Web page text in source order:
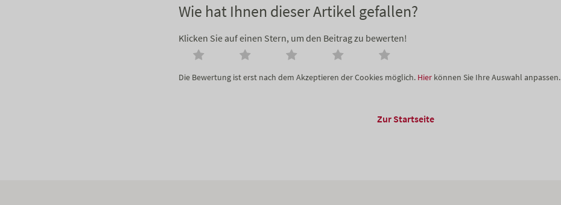
Wie hat Ihnen dieser Artikel gefallen?
Klicken Sie auf einen Stern, um den Beitrag zu bewerten!
Die Bewertung ist erst nach dem Akzeptieren der Cookies möglich. Hier können Sie Ihre Auswahl anpassen.
Zur Startseite